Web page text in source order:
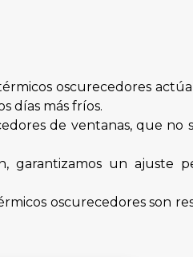
oscurecedores
días más fríos.
de ventanas, que
garantizamos un ajuste
oscurecedores son